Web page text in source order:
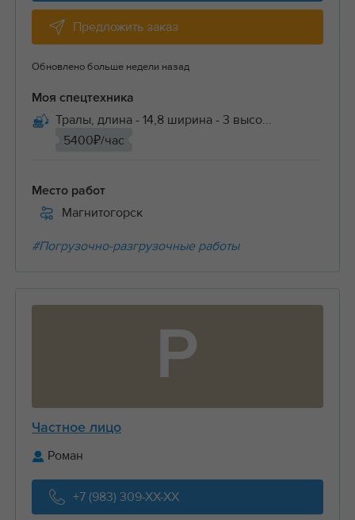
Предложить заказ
Обновлено больше недели назад
Моя спецтехника
Тралы, длина - 14,8 ширина - 3 высо...
5400₽/час
Место работ
Магнитогорск
#Погрузочно-разгрузочные работы
Р
Частное лицо
Роман
+7 (983) 309-XX-XX